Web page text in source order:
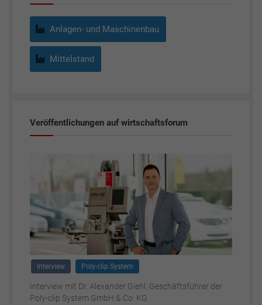
Anlagen- und Maschinenbau
Mittelstand
Veröffentlichungen auf wirtschaftsforum
Interview Poly-clip System
Interview mit Dr. Alexander Giehl, Geschäftsführer der
Poly-clip System GmbH & Co. KG